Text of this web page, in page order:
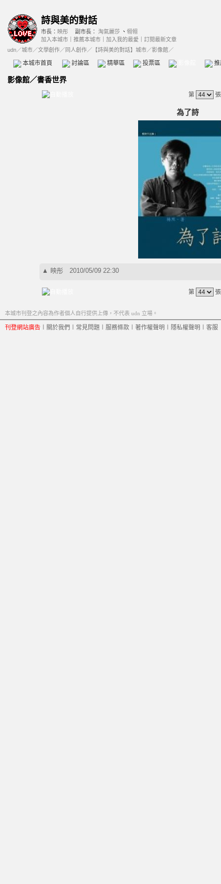
詩與美的對話
市長： 映彤 副市長： 淘氣麗莎 、 翎翎
加入本城市
推薦本城市 加入我的最愛
訂閱最新文章
udn／城市／文學創作／同人創作／ 【詩與美的對話】城市／影像館／
本城市首頁 討論區 精華區 投票區 影像館
影像館／書香世界
第
為了詩
▲ 映彤 2010/05/09 22:30
第
本城市刊登之內容為作者個人自行提供上傳，不代表 udn 立場。
刊登網站廣告 關於我們 常見問題 服務條款 著作權聲明 隱私權聲明 客服